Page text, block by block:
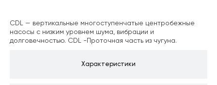
Характеристики
CDL — вертикальные многоступенчатые центробежные
насосы с низким уровнем шума, вибрации и
долговечностью. CDL -Проточная часть из чугуна.